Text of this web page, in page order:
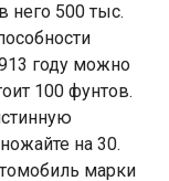
него 500 тыс.
году можно
100 фунтов.
на 30.
марки